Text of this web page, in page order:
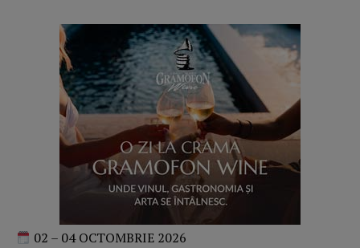
02 – 04 OCTOMBRIE 2026